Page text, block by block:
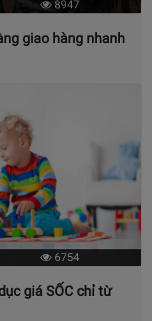
8947
giao hàng nhanh
6754
giá SỐC chỉ từ